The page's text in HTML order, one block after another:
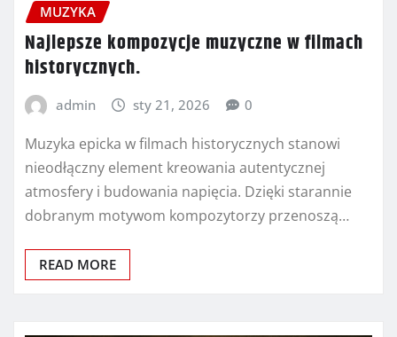
MUZYKA
Najlepsze kompozycje muzyczne w filmach
historycznych.
admin sty 21, 2026 0
Muzyka epicka w filmach historycznych stanowi
nieodłączny element kreowania autentycznej
atmosfery i budowania napięcia. Dzięki starannie
dobranym motywom kompozytorzy przenoszą…
READ MORE